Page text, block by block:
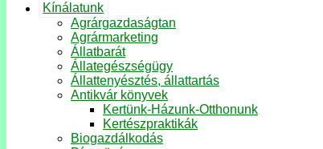
Kínálatunk
Agrárgazdaságtan
Agrármarketing
Állatbarát
Állategészségügy
Állattenyésztés, állattartás
Antikvár könyvek
Kertünk-Házunk-Otthonunk
Kertészpraktikák
Biogazdálkodás